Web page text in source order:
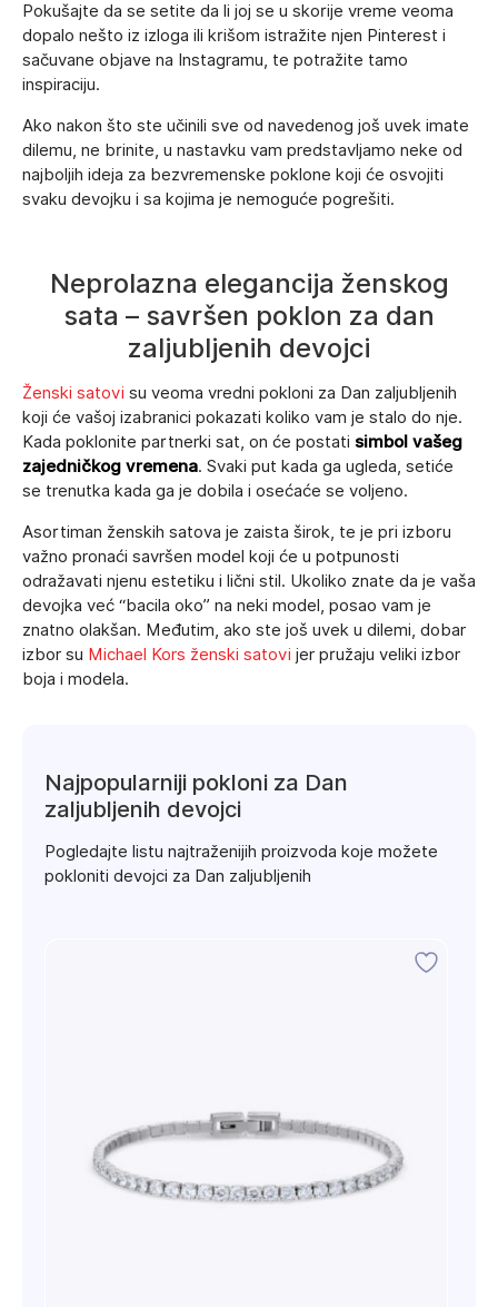
Pokušajte da se setite da li joj se u skorije vreme veoma
dopalo nešto iz izloga ili krišom istražite njen Pinterest i
sačuvane objave na Instagramu, te potražite tamo
inspiraciju.
Ako nakon što ste učinili sve od navedenog još uvek imate
dilemu, ne brinite, u nastavku vam predstavljamo neke od
najboljih ideja za bezvremenske poklone koji će osvojiti
svaku devojku i sa kojima je nemoguće pogrešiti.
Neprolazna elegancija ženskog
sata – savršen poklon za dan
zaljubljenih devojci
Ženski satovi su veoma vredni pokloni za Dan zaljubljenih
koji će vašoj izabranici pokazati koliko vam je stalo do nje.
Kada poklonite partnerki sat, on će postati simbol vašeg
zajedničkog vremena. Svaki put kada ga ugleda, setiće
se trenutka kada ga je dobila i osećaće se voljeno.
Asortiman ženskih satova je zaista širok, te je pri izboru
važno pronaći savršen model koji će u potpunosti
odražavati njenu estetiku i lični stil. Ukoliko znate da je vaša
devojka već “bacila oko” na neki model, posao vam je
znatno olakšan. Međutim, ako ste još uvek u dilemi, dobar
izbor su Michael Kors ženski satovi jer pružaju veliki izbor
boja i modela.
Najpopularniji pokloni za Dan
zaljubljenih devojci
Pogledajte listu najtraženijih proizvoda koje možete
pokloniti devojci za Dan zaljubljenih